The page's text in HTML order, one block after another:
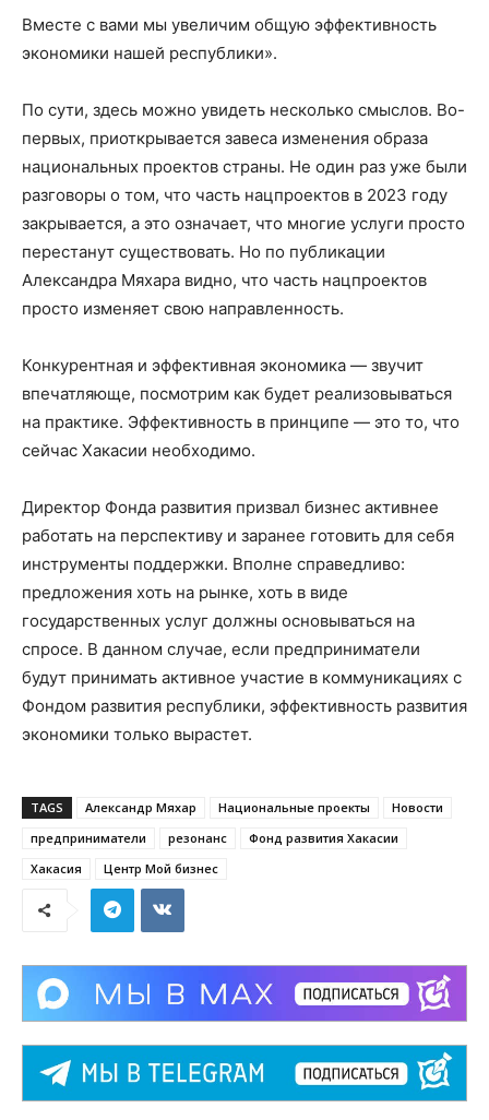
Вместе с вами мы увеличим общую эффективность
экономики нашей республики».
По сути, здесь можно увидеть несколько смыслов. Во-
первых, приоткрывается завеса изменения образа
национальных проектов страны. Не один раз уже были
разговоры о том, что часть нацпроектов в 2023 году
закрывается, а это означает, что многие услуги просто
перестанут существовать. Но по публикации
Александра Мяхара видно, что часть нацпроектов
просто изменяет свою направленность.
Конкурентная и эффективная экономика — звучит
впечатляюще, посмотрим как будет реализовываться
на практике. Эффективность в принципе — это то, что
сейчас Хакасии необходимо.
Директор Фонда развития призвал бизнес активнее
работать на перспективу и заранее готовить для себя
инструменты поддержки. Вполне справедливо:
предложения хоть на рынке, хоть в виде
государственных услуг должны основываться на
спросе. В данном случае, если предприниматели
будут принимать активное участие в коммуникациях с
Фондом развития республики, эффективность развития
экономики только вырастет.
TAGS Александр Мяхар Национальные проекты
Новости
предприниматели
резонанс
Фонд развития Хакасии
Хакасия
Центр Мой бизнес